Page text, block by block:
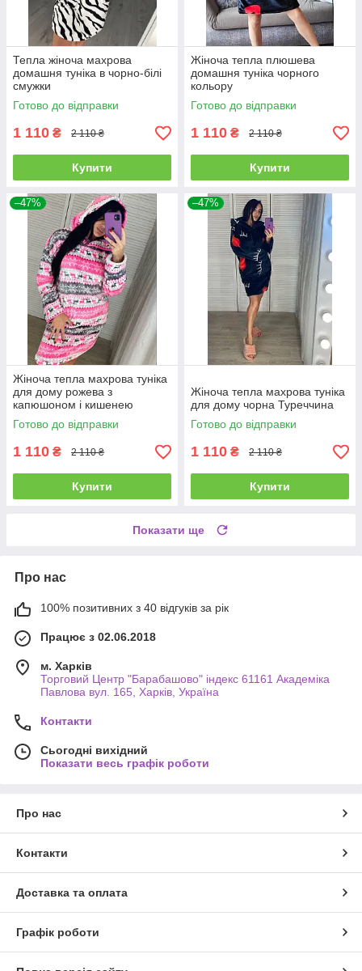
Тепла жіноча махрова
домашня туніка в чорно-білі
смужки
Готово до відправки
1 110 ₴ 2 110 ₴
Купити
Жіноча тепла плюшева
домашня туніка чорного
кольору
Готово до відправки
1 110 ₴ 2 110 ₴
Купити
–47%
Жіноча тепла махрова туніка
для дому рожева з
капюшоном і кишенею
Готово до відправки
1 110 ₴ 2 110 ₴
Купити
–47%
Жіноча тепла махрова туніка
для дому чорна Туреччина
Готово до відправки
1 110 ₴ 2 110 ₴
Купити
Показати ще
Про нас
100% позитивних з 40 відгуків за рік
Працює з 02.06.2018
м. Харків
Торговий Центр "Барабашово" індекс 61161 Академіка
Павлова вул. 165, Харків, Україна
Контакти
Сьогодні вихідний
Показати весь графік роботи
Про нас
Контакти
Доставка та оплата
Графік роботи